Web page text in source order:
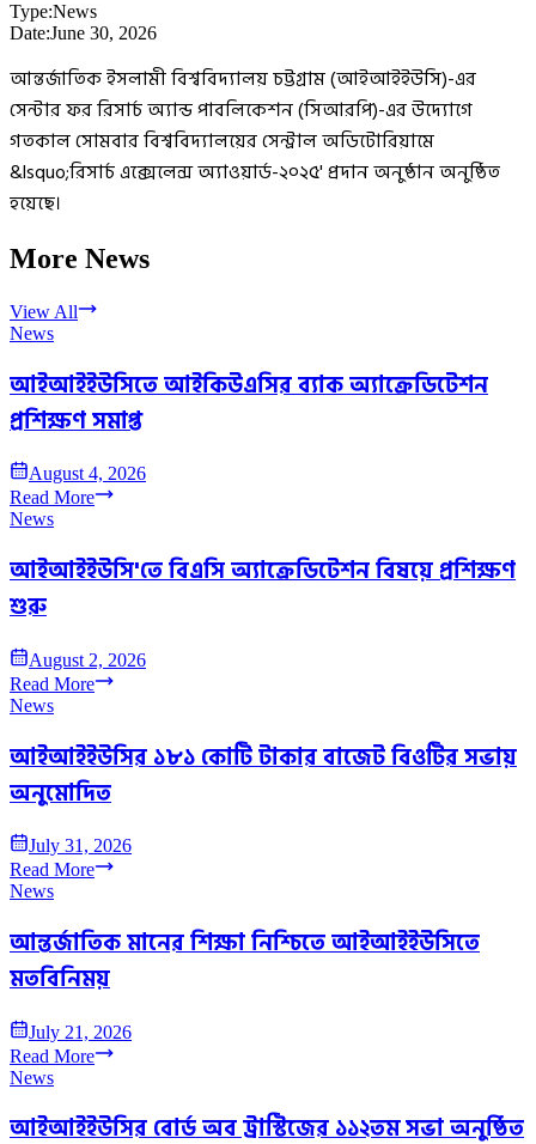
Type:News
Date:June 30, 2026
আন্তর্জাতিক ইসলামী বিশ্ববিদ্যালয় চট্টগ্রাম (আইআইইউসি)-এর
সেন্টার ফর রিসার্চ অ্যান্ড পাবলিকেশন (সিআরপি)-এর উদ্যোগে
গতকাল সোমবার বিশ্ববিদ্যালয়ের সেন্ট্রাল অডিটোরিয়ামে
&lsquo;রিসার্চ এক্সেলেন্স অ্যাওয়ার্ড-২০২৫' প্রদান অনুষ্ঠান অনুষ্ঠিত
হয়েছে।
More News
View All
News
আইআইইউসিতে আইকিউএসির ব্যাক অ্যাক্রেডিটেশন
প্রশিক্ষণ সমাপ্ত
August 4, 2026
Read More
News
আইআইইউসি'তে বিএসি অ্যাক্রেডিটেশন বিষয়ে প্রশিক্ষণ
শুরু
August 2, 2026
Read More
News
আইআইইউসির ১৮১ কোটি টাকার বাজেট বিওটির সভায়
অনুমোদিত
July 31, 2026
Read More
News
আন্তর্জাতিক মানের শিক্ষা নিশ্চিতে আইআইইউসিতে
মতবিনিময়
July 21, 2026
Read More
News
আইআইইউসির বোর্ড অব ট্রাস্টিজের ১১২তম সভা অনুষ্ঠিত